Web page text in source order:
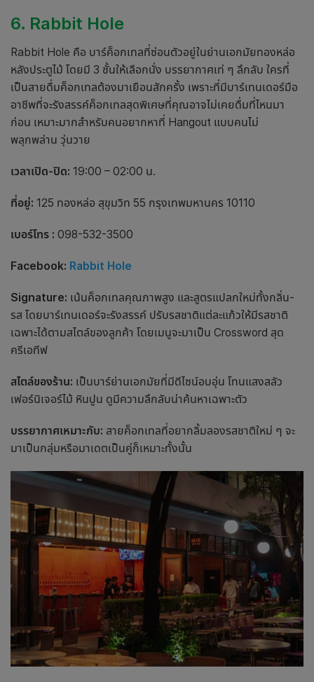
6. Rabbit Hole
Rabbit Hole คือ บาร์ค็อกเทลที่ซ่อนตัวอยู่ในย่านเอกมัยทองหล่อ
หลังประตูไม้ โดยมี 3 ชั้นให้เลือกนั่ง บรรยากาศเท่ ๆ ลึกลับ ใครที่
เป็นสายดื่มค็อกเทลต้องมาเยือนสักครั้ง เพราะที่มีบาร์เทนเดอร์มือ
อาชีพที่จะรังสรรค์ค็อกเทลสุดพิเศษที่คุณอาจไม่เคยดื่มที่ไหนมา
ก่อน เหมาะมากสำหรับคนอยากหาที่ Hangout แบบคนไม่
พลุกพล่าน วุ่นวาย
เวลาเปิด-ปิด: 19:00 – 02:00 น.
ที่อยู่: 125 ทองหล่อ สุขุมวิท 55 กรุงเทพมหานคร 10110
เบอร์โทร : 098-532-3500
Facebook: Rabbit Hole
Signature: เน้นค็อกเทลคุณภาพสูง และสูตรแปลกใหม่ทั้งกลิ่น-
รส โดยบาร์เทนเดอร์จะรังสรรค์ ปรับรสชาติแต่ละแก้วให้มีรสชาติ
เฉพาะได้ตามสไตล์ของลูกค้า โดยเมนูจะมาเป็น Crossword สุด
ครีเอทีฟ
สไตล์ของร้าน: เป็นบาร์ย่านเอกมัยที่มีดีไซน์อบอุ่น โทนแสงสลัว
เฟอร์นิเจอร์ไม้ หินปูน ดูมีความลึกลับน่าค้นหาเฉพาะตัว
บรรยากาศเหมาะกับ: สายค็อกเทลที่อยากลิ้มลองรสชาติใหม่ ๆ จะ
มาเป็นกลุ่มหรือมาเดตเป็นคู่ก็เหมาะทั้งนั้น